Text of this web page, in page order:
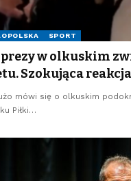
SPORT
w olkuskim
Szokująca reakcja
mówi się o olkuskim
Piłki…